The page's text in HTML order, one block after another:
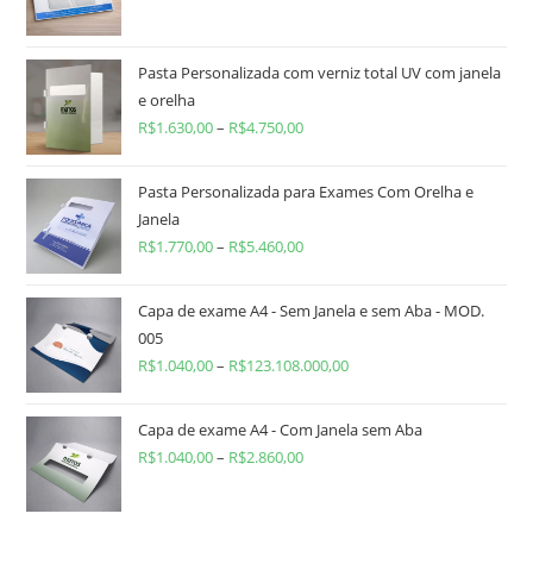
Pasta Personalizada com verniz total UV com janela
e orelha
R$1.630,00– R$4.750,00
Pasta Personalizada para Exames Com Orelha e
Janela
R$1.770,00– R$5.460,00
Capa de exame A4 - Sem Janela e sem Aba - MOD.
005
R$1.040,00– R$123.108.000,00
Capa de exame A4 - Com Janela sem Aba
R$1.040,00– R$2.860,00